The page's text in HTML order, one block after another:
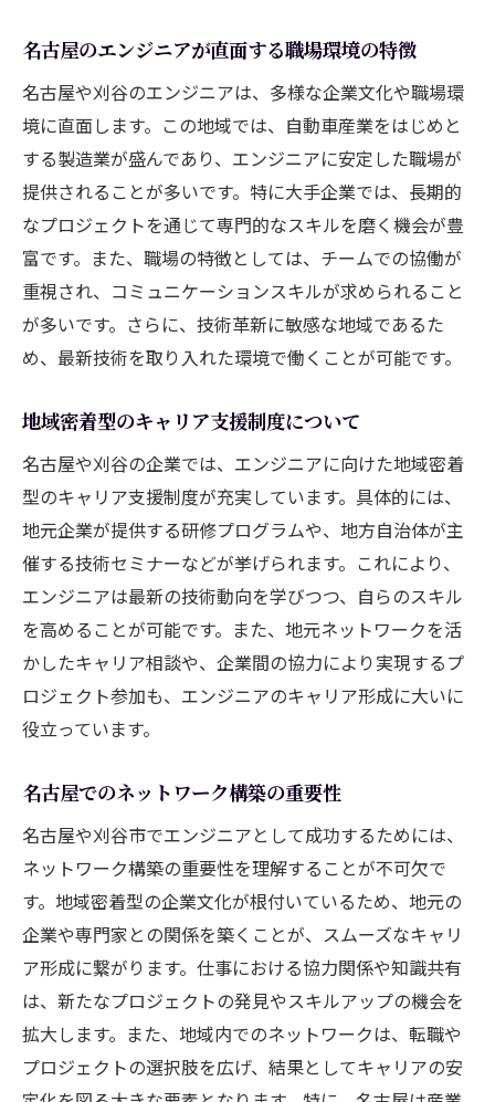
と経験
名古屋の企業が求めるエンジニアリングス
キル
プロジェクトマネジメント能力の重要性
地元企業が注目する最新テクノロジー
顧客対応力とコミュニケーションスキルの
向上
名古屋での実務経験がキャリアに与える影
響
チームワークを重視する企業文化について
名古屋・刈谷地域でのエンジニア職場環境の安
名古屋・刈谷の企業が提供する職場環境の
特徴
職場の安定性がエンジニアのパフォーマン
スに与える影響
福利厚生制度の充実度とその利点
名古屋・刈谷地域の職場文化とエンジニア
の適応
リモートワークとフレックス制度の導入状
地域社会との連携による職場の安定化
エンジニアにとって魅力的な名古屋・刈谷のプ
ロジェクト
名古屋・刈谷で進行中の大型プロジェクト
例
地域密着型プロジェクトのメリット
最先端技術を活用したプロジェクトの特徴
プロジェクト参加がエンジニアの成長に与
える影響
名古屋のエンジニアが直面する職場環境の特徴
名古屋や刈谷のエンジニアは、多様な企業文化や職場環
境に直面します。この地域では、自動車産業をはじめと
する製造業が盛んであり、エンジニアに安定した職場が
提供されることが多いです。特に大手企業では、長期的
なプロジェクトを通じて専門的なスキルを磨く機会が豊
富です。また、職場の特徴としては、チームでの協働が
重視され、コミュニケーションスキルが求められること
が多いです。さらに、技術革新に敏感な地域であるた
め、最新技術を取り入れた環境で働くことが可能です。
地域密着型のキャリア支援制度について
名古屋や刈谷の企業では、エンジニアに向けた地域密着
型のキャリア支援制度が充実しています。具体的には、
地元企業が提供する研修プログラムや、地方自治体が主
催する技術セミナーなどが挙げられます。これにより、
エンジニアは最新の技術動向を学びつつ、自らのスキル
を高めることが可能です。また、地元ネットワークを活
かしたキャリア相談や、企業間の協力により実現するプ
ロジェクト参加も、エンジニアのキャリア形成に大いに
役立っています。
名古屋でのネットワーク構築の重要性
名古屋や刈谷市でエンジニアとして成功するためには、
ネットワーク構築の重要性を理解することが不可欠で
す。地域密着型の企業文化が根付いているため、地元の
企業や専門家との関係を築くことが、スムーズなキャリ
ア形成に繋がります。仕事における協力関係や知識共有
は、新たなプロジェクトの発見やスキルアップの機会を
拡大します。また、地域内でのネットワークは、転職や
プロジェクトの選択肢を広げ、結果としてキャリアの安